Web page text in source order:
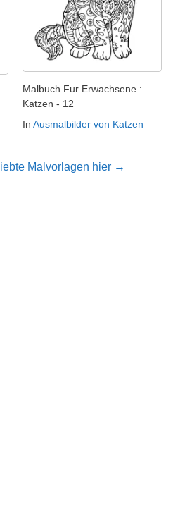
Malbuch Fur Erwachsene :
Katzen - 12
In Ausmalbilder von Katzen
Malvorlagen hier →